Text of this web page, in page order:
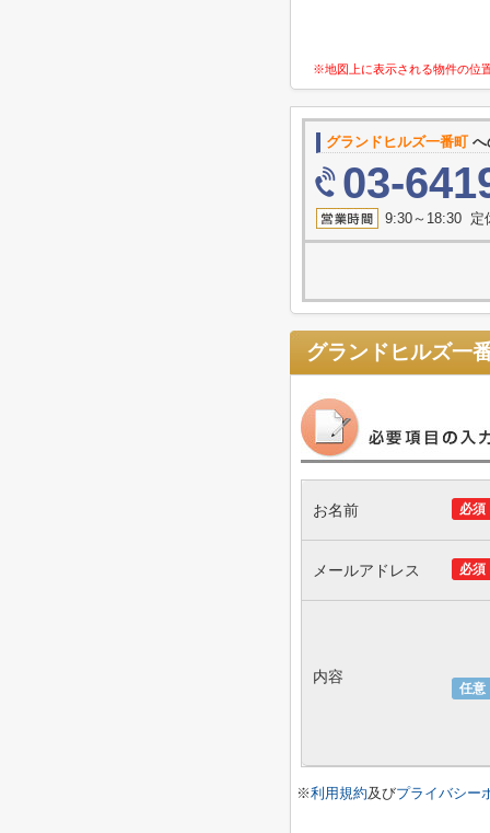
※地図上に表示される物件の位
グランドヒルズ一番町へ
03-
9:30～18:30 定
グランドヒルズ一
必須
お名前
必須
メールアドレス
任意
内容
※利用規約及びプライバシー